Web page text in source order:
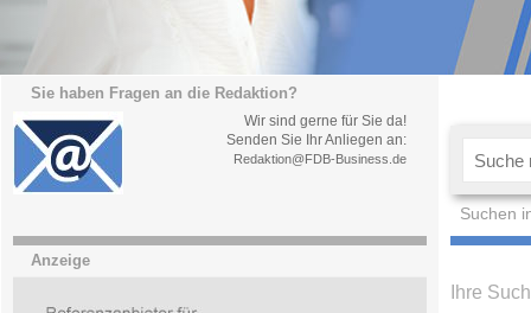
Sie haben Fragen an die Redaktion?
Wir sind gerne für Sie da!
Senden Sie Ihr Anliegen an:
Redaktion@FDB-Business.de
Suchen
Anzeige
Ihre